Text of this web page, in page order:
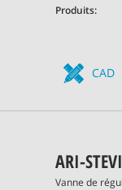
Produits:
CAD
ARI-
Vanne de